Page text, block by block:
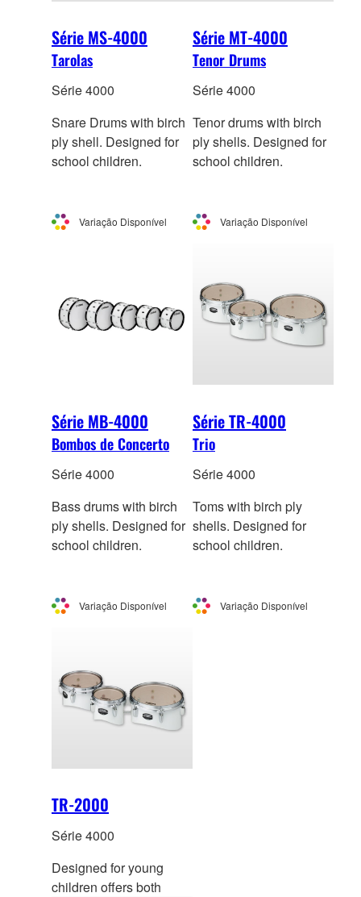
Série MS-4000
Tarolas
Série 4000
Snare Drums with birch
ply shell. Designed for
school children.
Variação Disponível
Série MT-4000
Tenor Drums
Série 4000
Tenor drums with birch
ply shells. Designed for
school children.
Variação Disponível
Série MB-4000
Bombos de Concerto
Série 4000
Bass drums with birch
ply shells. Designed for
school children.
Variação Disponível
Série TR-4000
Trio
Série 4000
Toms with birch ply
shells. Designed for
school children.
Variação Disponível
TR-2000
Série 4000
Designed for young
children offers both